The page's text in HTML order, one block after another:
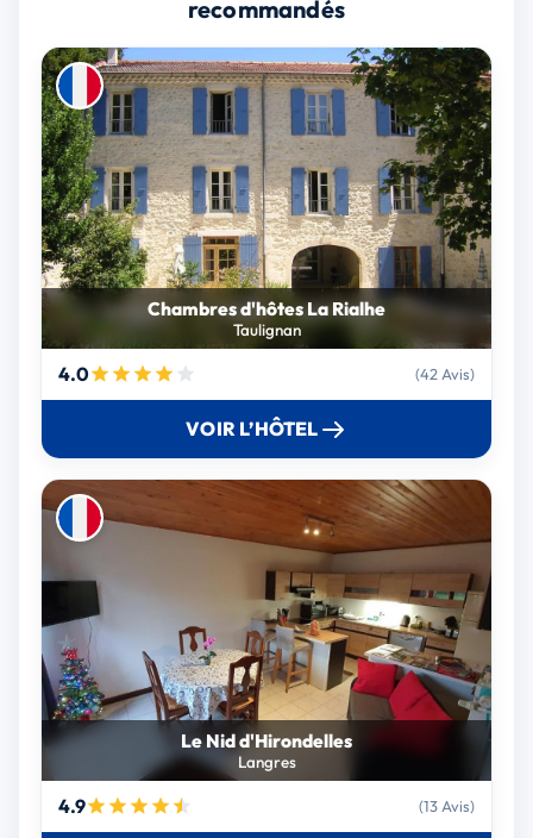
recommandés
Chambres d'hôtes La Rialhe
Taulignan
4.0 (42 Avis)
VOIR L’HÔTEL
Le Nid d'Hirondelles
Langres
4.9 (13 Avis)